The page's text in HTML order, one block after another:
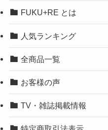
FUKU+RE とは
人気ランキング
全商品一覧
お客様の声
TV・雑誌掲載情報